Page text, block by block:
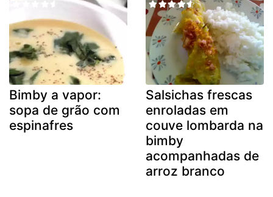
Bimby a vapor:
sopa de grão com
espinafres
Salsichas frescas
enroladas em
couve lombarda na
bimby
acompanhadas de
arroz branco